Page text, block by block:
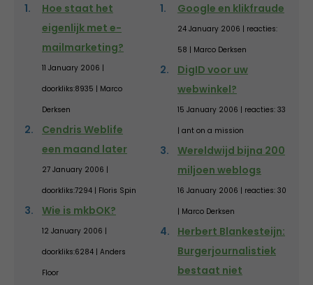
Hoe staat het
eigenlijk met e-
mailmarketing?
11 January 2006 |
doorkliks:8935 | Marco
Derksen
Cendris Weblife
een maand later
27 January 2006 |
doorkliks:7294 | Floris Spin
Wie is mkbOK?
12 January 2006 |
doorkliks:6284 | Anders
Floor
Google en klikfraude
24 January 2006 | reacties:
58 | Marco Derksen
DigID voor uw
webwinkel?
15 January 2006 | reacties: 33
| ant on a mission
Wereldwijd bijna 200
miljoen weblogs
16 January 2006 | reacties: 30
| Marco Derksen
Herbert Blankesteijn:
Burgerjournalistiek
bestaat niet